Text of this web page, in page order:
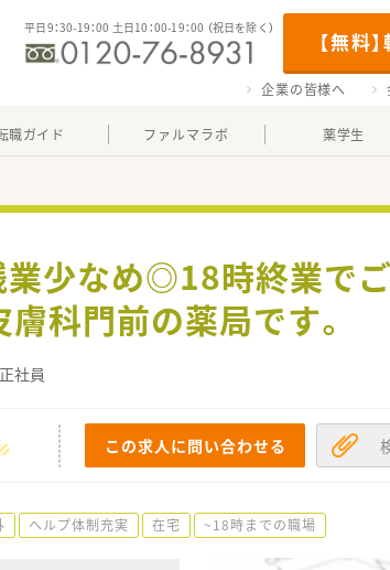
【無料
平日9：30-19：00 土日10：00-19：00 （祝日を除く）
企業の皆様へ
職ガイド ファルマラボ 薬学生
業少なめ◎18時終業で
科門前の薬局です。
正社員
この求人に問い合わせる
ヘルプ体制充実 在宅 ~18時までの職場